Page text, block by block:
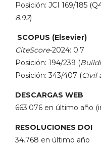
Posición: JCI 169/185
8.92)
SCOPUS (Elsevier)
CiteScore-2024: 0.7
Posición: 194/239 (
Posición: 343/407 (Civil
DESCARGAS WEB
663.076 en último año
RESOLUCIONES DOI
34.768 en último año